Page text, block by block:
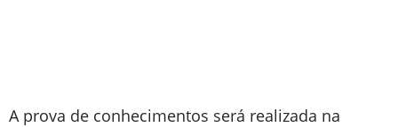
A prova de conhecimentos será realizada na